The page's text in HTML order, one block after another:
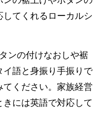
てくれるローカルシ
ンの付けなおしや裾
イ語と身振り手振りで
ください。家族経営
には英語で対応して